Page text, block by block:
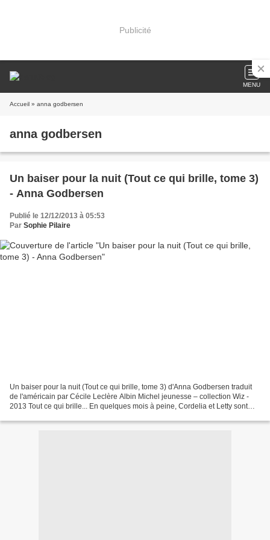
Publicité
MENU
Accueil » anna godbersen
anna godbersen
Un baiser pour la nuit (Tout ce qui brille, tome 3)
- Anna Godbersen
Publié le 12/12/2013 à 05:53
Par Sophie Pilaire
Un baiser pour la nuit (Tout ce qui brille, tome 3) d'Anna Godbersen traduit
de l'américain par Cécile Leclère Albin Michel jeunesse – collection Wiz -
2013 Tout ce qui brille... En quelques mois à peine, Cordelia et Letty sont